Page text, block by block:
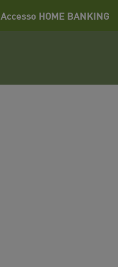
Accesso HOME BANKING